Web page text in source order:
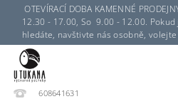
OTEVÍRACÍ DOBA KAMENNÉ
12.30 - 17.00, So 9.00 - 12.00.
hledáte, navštivte nás osobně,
608641631